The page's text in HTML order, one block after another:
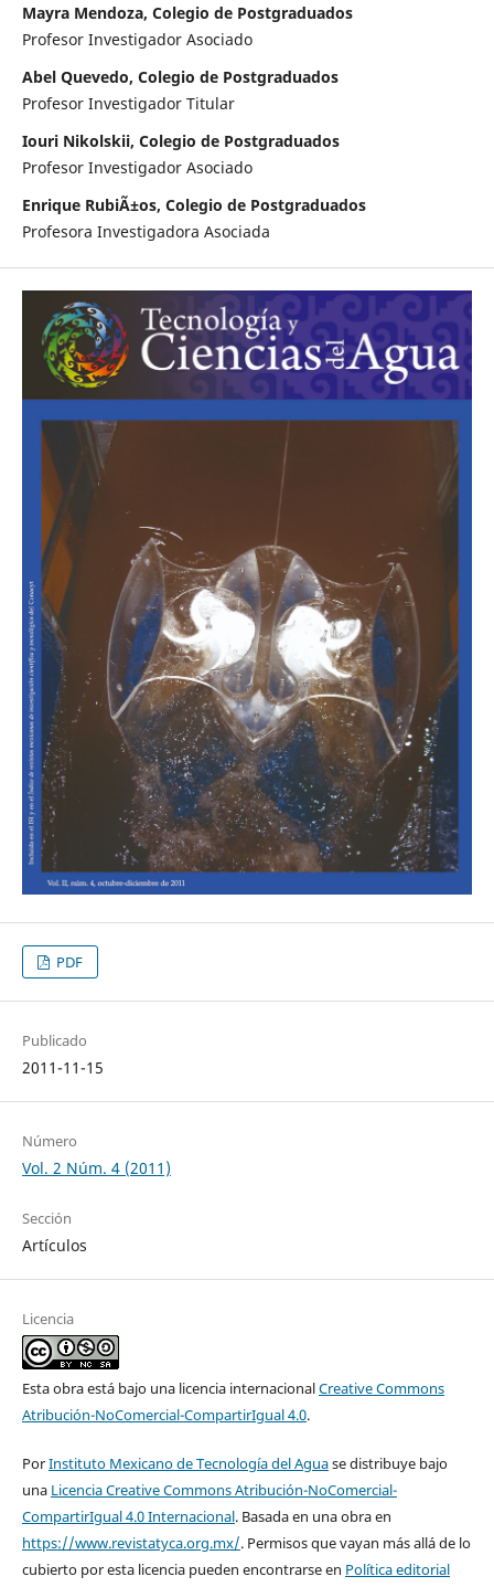
Mayra Mendoza, Colegio de Postgraduados
Profesor Investigador Asociado
Abel Quevedo, Colegio de Postgraduados
Profesor Investigador Titular
Iouri Nikolskii, Colegio de Postgraduados
Profesor Investigador Asociado
Enrique RubiÃ±os, Colegio de Postgraduados
Profesora Investigadora Asociada
PDF
Publicado
2011-11-15
Número
Vol. 2 Núm. 4 (2011)
Sección
Artículos
Licencia
Esta obra está bajo una licencia internacionalCreative Commons
Atribución-NoComercial-CompartirIgual 4.0.
PorInstituto Mexicano de Tecnología del Aguase distribuye bajo
una Licencia Creative Commons Atribución-NoComercial-
CompartirIgual 4.0 Internacional. Basada en una obra en
https://www.revistatyca.org.mx/. Permisos que vayan más allá de lo
cubierto por esta licencia pueden encontrarse en Política editorial